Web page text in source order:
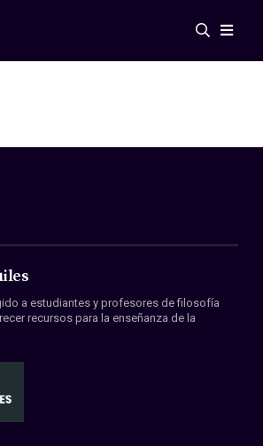
a estudiantes y profesores de filosofía
recursos para la enseñanza de la